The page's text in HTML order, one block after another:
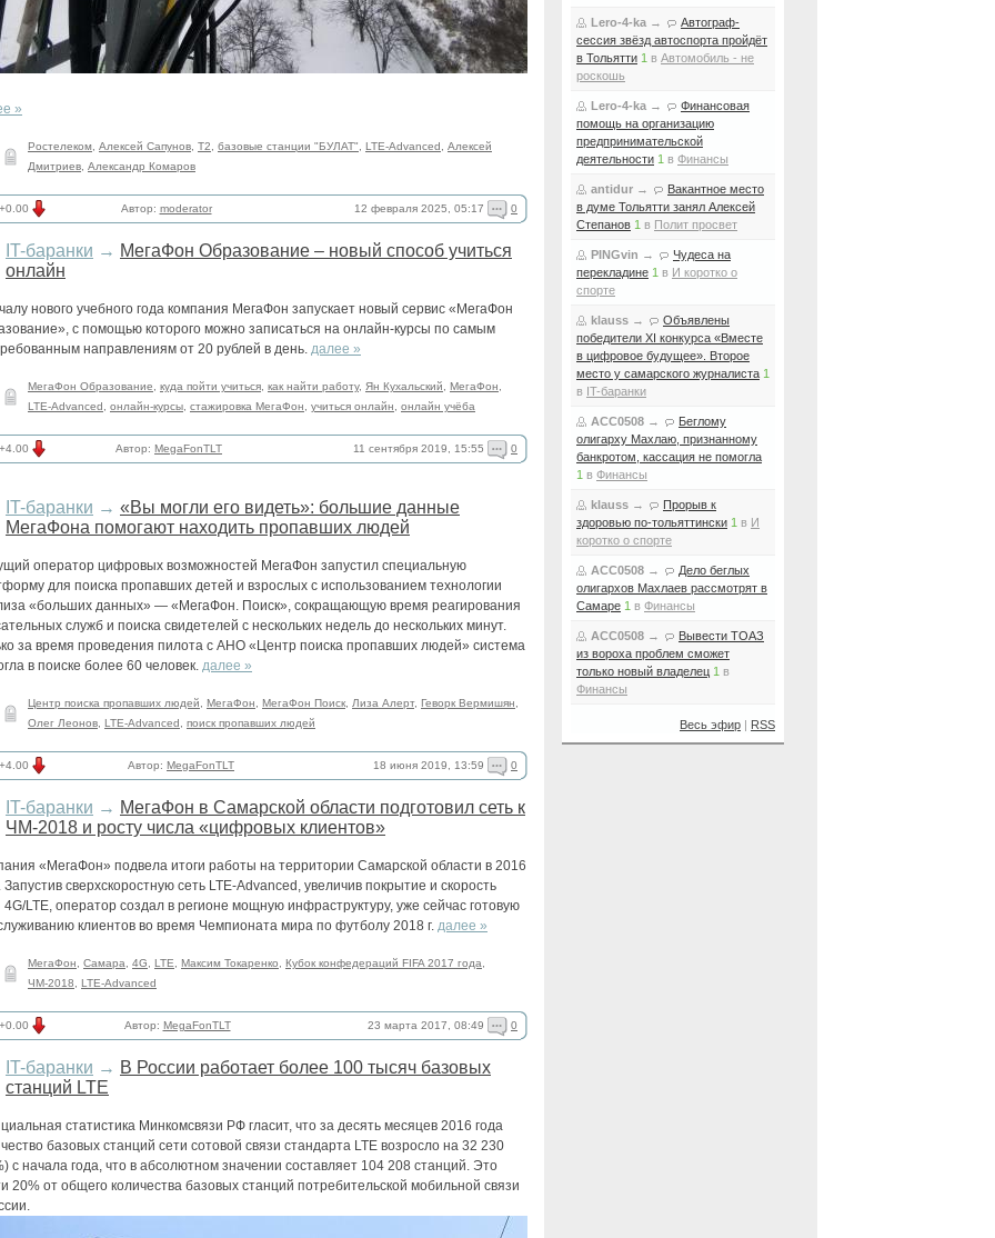
»
Ростелеком Алексей Сапунов Т2 базовые станции "БУЛАТ" LTE-Advanced
Алексей
Дмитриев Александр Комаров
+0.00 Автор: moderator 12 февраля 2025, 05:17 0
IT-баранки → МегаФон Образование – новый способ учиться
онлайн
нового учебного года компания МегаФон запускает новый сервис «МегаФон
с помощью которого можно записаться на онлайн-курсы по самым
направлениям от 20 рублей в день. далее »
МегаФон Образование куда пойти учиться как найти работу, Ян Кухальский МегаФон
LTE-Advanced
онлайн-курсы стажировка МегаФон учиться онлайн онлайн учёба
+4.00 Автор: MegaFonTLT 11 сентября 2019, 15:55 0
IT-баранки → «Вы могли его видеть»: большие данные
МегаФона помогают находить пропавших людей
оператор цифровых возможностей МегаФон запустил специальную
для поиска пропавших детей и взрослых с использованием технологии
«больших данных» — «МегаФон. Поиск», сокращающую время реагирования
служб и поиска свидетелей с нескольких недель до нескольких минут.
за время проведения пилота с АНО «Центр поиска пропавших людей» система
в поиске более 60 человек. далее »
Центр поиска пропавших людей МегаФон МегаФон Поиск Лиза Алерт, Геворк Вермишян
Олег Леонов LTE-Advanced поиск пропавших людей
+4.00 Автор: MegaFonTLT 18 июня 2019, 13:59 0
IT-баранки → МегаФон в Самарской области подготовил сеть к
ЧМ-2018 и росту числа «цифровых клиентов»
«МегаФон» подвела итоги работы на территории Самарской области в 2016
Запустив сверхскоростную сеть LTE-Advanced, увеличив покрытие и скорость
4G/LTE, оператор создал в регионе мощную инфраструктуру, уже сейчас готовую
клиентов во время Чемпионата мира по футболу 2018 г. далее »
МегаФон Самара 4G LTE Максим Токаренко Кубок конфедераций FIFA 2017 года
ЧМ-2018
LTE-Advanced
+0.00 Автор: MegaFonTLT 23 марта 2017, 08:49 0
IT-баранки → В России работает более 100 тысяч базовых
станций LTE
статистика Минкомсвязи РФ гласит, что за десять месяцев 2016 года
базовых станций сети сотовой связи стандарта LTE возросло на 32 230
с начала года, что в абсолютном значении составляет 104 208 станций. Это
20% от общего количества базовых станций потребительской мобильной связи
Lero-4-ka →
Автограф-
сессия звёзд автоспорта пройдёт
в Тольятти 1 в Автомобиль - не
роскошь
Lero-4-ka →
Финансовая
помощь на организацию
предпринимательской
деятельности 1 в Финансы
antidur →
Вакантное место
в думе Тольятти занял Алексей
Степанов 1 в Полит просвет
PINGvin →
Чудеса на
перекладине 1 в И коротко о
спорте
klauss →
Объявлены
победители XI конкурса «Вместе
в цифровое будущее». Второе
место у самарского журналиста 1
в IT-баранки
ACC0508 →
Беглому
олигарху Махлаю, признанному
банкротом, кассация не помогла
1 в Финансы
klauss →
Прорыв к
здоровью по-тольяттински 1 в И
коротко о спорте
ACC0508 →
Дело беглых
олигархов Махлаев рассмотрят в
Самаре 1 в Финансы
ACC0508 →
Вывести ТОАЗ
из вороха проблем сможет
только новый владелец 1 в
Финансы
Весь эфир | RSS